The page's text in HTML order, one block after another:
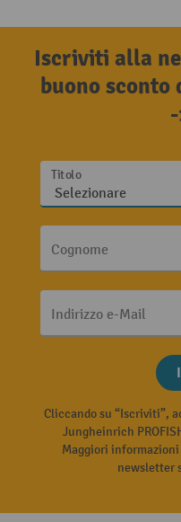
Iscriviti alla
buono sconto
Titolo
Cognome
Indirizzo e-Mail
Cliccando su “Iscriviti”,
Jungheinrich
Maggiori
newsletter